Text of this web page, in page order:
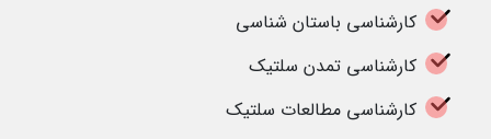
کارشناسی باستان شناسی
کارشناسی تمدن سلتیک
کارشناسی مطالعات سلتیک